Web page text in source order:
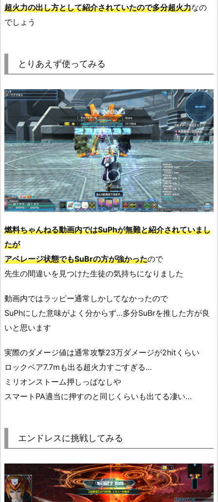
超火力の出し方として紹介されていたので多分超火力なの
でしょう
とりあえず使ってみる
燃料ちゃんねる動画内ではSuPhが無難と紹介されていまし
たが
アベレージ状態でもSuBrの方が強かったので
先生の間違いを見つけた生徒の気持ちになりました
動画内ではラッピー通常しかしてなかったので
SuPhにした意味がよく分からず…多分SuBrを推した方が良
いと思います
実際のダメージ値は通常攻撃23万ダメージが2hitくらい
ロックベア7.7mも出る超火力すごすぎる…
ミリオンストーム押しっぱなしや
スマートPA適当に押すのと同じくらいも出てる凄い…
エンドレスに挑戦してみる